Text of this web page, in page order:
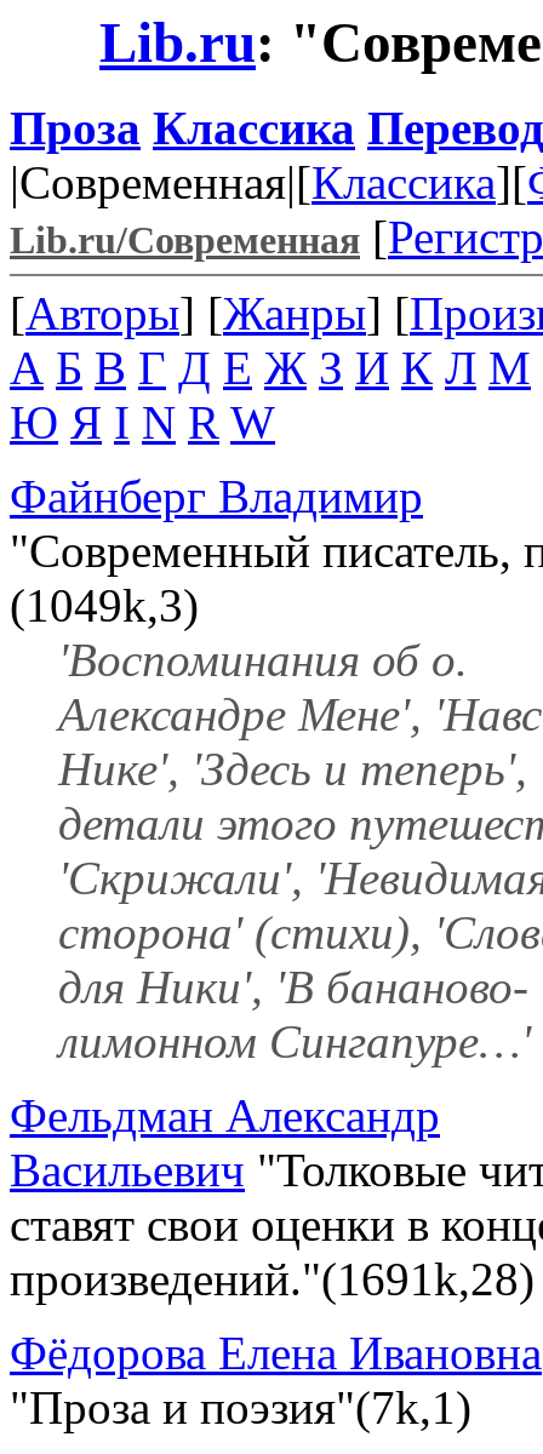
Lib.ru:
Проза Классика
|Современная|[Классика][
Lib.ru/Современная [
[Авторы] [Жанры] [
А Б В Г Д Е Ж З И К Л М
Ю Я I N R W
Файнберг Владимир
"Современный писатель,
(1049k,3)
'Воспоминания об о.
Александре Мене',
Нике', 'Здесь и теперь',
детали этого
'Скрижали',
сторона' (стихи),
для Ники', 'В бананово-
лимонном Сингапуре…'
Фельдман Александр
Васильевич "Толковые
ставят свои оценки в
произведений."(1691k,28)
Фёдорова Елена Ивановна
"Проза и поэзия"(7k,1)